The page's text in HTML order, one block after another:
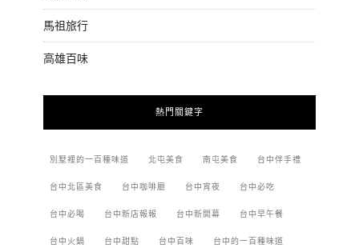
馬祖旅行
高雄百味
熱門關鍵字
別墅裡的一百種味道 北屯美食 南屯美食 台中伴手禮
台中北區美食 台中咖啡廳 台中宵夜 台中必吃
台中必喝 台中新店報報 台中新開幕 台中早午餐
台中火鍋 台中甜點 台中百味 台中的一百種味道